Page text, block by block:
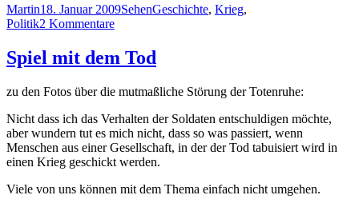
Autor
MartinVeröffentlicht
am
18. Januar 2009Kategorien
SehenSchlagwörter
Geschichte, Krieg,
Politik2 Kommentarezu
Wahrheit
stirbt
Krieg
Spiel mit dem Tod
zu den Fotos über die mutmaßliche Störung der Totenruhe:
Nicht dass ich das Verhalten der Soldaten entschuldigen möchte,
aber wundern tut es mich nicht, dass so was passiert, wenn
Menschen aus einer Gesellschaft, in der der Tod tabuisiert wird in
einen Krieg geschickt werden.
Viele von uns können mit dem Thema einfach nicht umgehen.